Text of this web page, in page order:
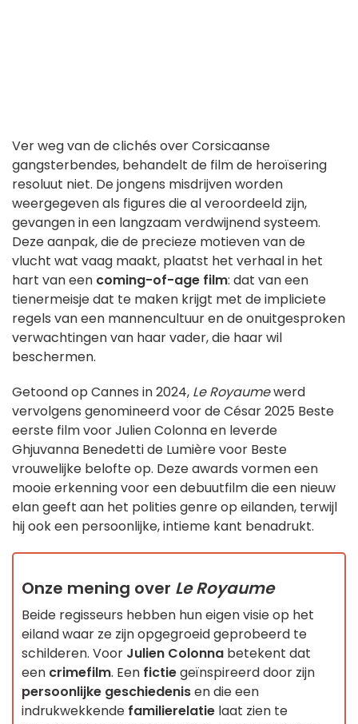
Ver weg van de clichés over Corsicaanse
gangsterbendes, behandelt de film de heroïsering
resoluut niet. De jongens misdrijven worden
weergegeven als figures die al veroordeeld zijn,
gevangen in een langzaam verdwijnend systeem.
Deze aanpak, die de precieze motieven van de
vlucht wat vaag maakt, plaatst het verhaal in het
hart van een coming-of-age film: dat van een
tienermeisje dat te maken krijgt met de impliciete
regels van een mannencultuur en de onuitgesproken
verwachtingen van haar vader, die haar wil
beschermen.
Getoond op Cannes in 2024, Le Royaumewerd
vervolgens genomineerd voor de César 2025 Beste
eerste film voor Julien Colonna en leverde
Ghjuvanna Benedetti de Lumière voor Beste
vrouwelijke belofte op. Deze awards vormen een
mooie erkenning voor een debuutfilm die een nieuw
elan geeft aan het polities genre op eilanden, terwijl
hij ook een persoonlijke, intieme kant benadrukt.
Onze mening over Le Royaume
Beide regisseurs hebben hun eigen visie op het
eiland waar ze zijn opgegroeid geprobeerd te
schilderen. Voor Julien Colonna betekent dat
een crimefilm. Een fictiegeïnspireerd door zijn
persoonlijke geschiedenisen die een
indrukwekkende familierelatie laat zien te